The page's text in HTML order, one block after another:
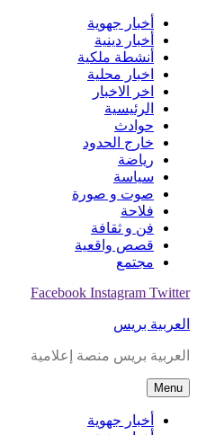
Skip
content
أخبار جهوية
أخبار دينية
أنشطة ملكية
اخبار محلية
اخر الاخبار
الرئيسية
حوادث
خارج الحدود
رياضة
سياسة
صوت و صورة
فلاحة
فن و ثقافة
قصص واقعية
مجتمع
Facebook Instagram Twitter
العربية بريس
العربية بريس منصة إعلامية
Menu
أخبار جهوية